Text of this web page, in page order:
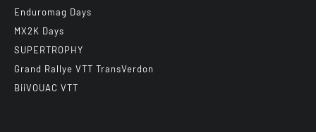
Enduromag Days
MX2K Days
SUPERTROPHY
Grand Rallye VTT TransVerdon
BiiVOUAC VTT